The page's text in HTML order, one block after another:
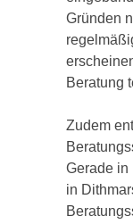
Gründen
Beratung
Zudem
Gerade in
in